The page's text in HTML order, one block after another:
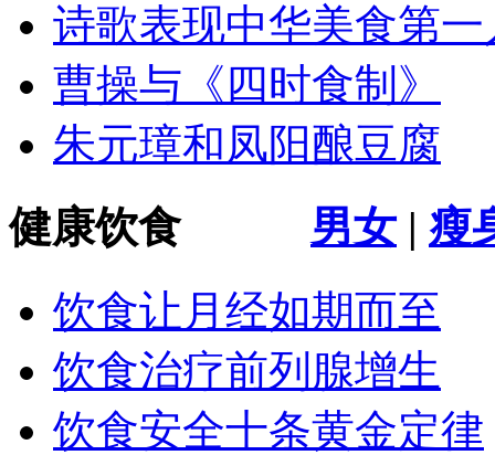
诗歌表现中华美食第
曹操与《四时食制》
朱元璋和凤阳酿豆腐
健康饮食 男女 | 瘦
饮食让月经如期而至
饮食治疗前列腺增生
饮食安全十条黄金定律